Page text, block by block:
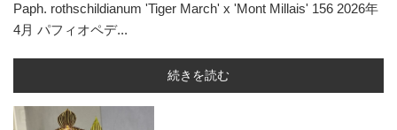
Paph. rothschildianum 'Tiger March' x 'Mont Millais' 156 2026年
4月 パフィオペデ...
続きを読む